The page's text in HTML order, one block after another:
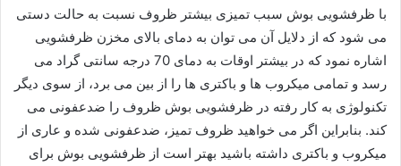
با ظرفشویی بوش سبب تمیزی بیشتر ظروف نسبت به حالت دستی
می شود که از دلایل آن می توان به دمای بالای مخزن ظرفشویی
اشاره نمود که در بیشتر اوقات به دمای 70 درجه سانتی گراد می
رسد و تمامی میکروب ها و باکتری ها را از بین می برد، از سوی دیگر
تکنولوژی به کار رفته در ظرفشویی بوش ظروف را ضدعفونی می
کند. بنابراین اگر می خواهید ظروف تمیز، ضدعفونی شده و عاری از
میکروب و باکتری داشته باشید بهتر است از ظرفشویی بوش برای